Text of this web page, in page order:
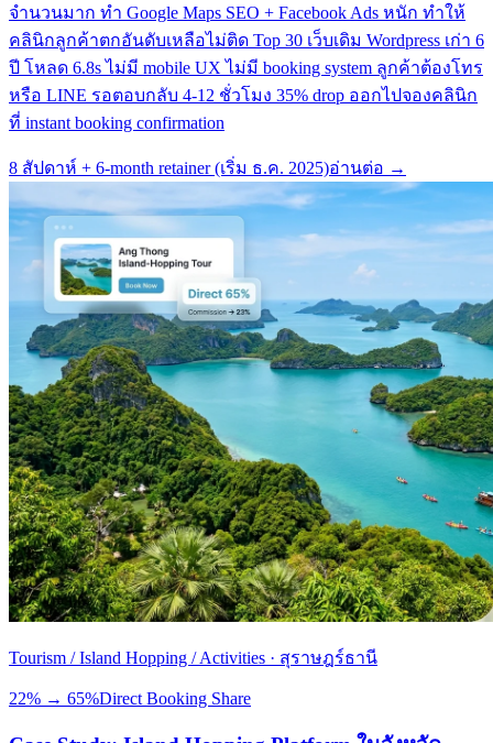
จำนวนมาก ทำ Google Maps SEO + Facebook Ads หนัก ทำให้
คลินิกลูกค้าตกอันดับเหลือไม่ติด Top 30 เว็บเดิม Wordpress เก่า 6
ปี โหลด 6.8s ไม่มี mobile UX ไม่มี booking system ลูกค้าต้องโทร
หรือ LINE รอตอบกลับ 4-12 ชั่วโมง 35% drop ออกไปจองคลินิก
ที่ instant booking confirmation
8 สัปดาห์ + 6-month retainer (เริ่ม ธ.ค. 2025)อ่านต่อ →
Tourism / Island Hopping / Activities · สุราษฎร์ธานี
22% → 65%Direct Booking Share